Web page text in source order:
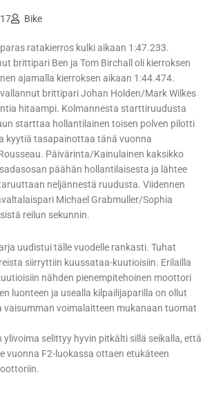
Bike
ratakierros kulki aikaan 1:47.233.
brittipari Ben ja Tom Birchall oli kierroksen
ajamalla kierroksen aikaan 1:44.474.
brittipari Johan Holden/Mark Wilkes
hitaampi. Kolmannesta starttiruudusta
starttaa hollantilainen toisen polven pilotti
kyytiä tasapainottaa tänä vuonna
Päivärinta/Kainulainen kaksikko
päähän hollantilaisesta ja lähtee
neljännestä ruudusta. Viidennen
Michael Grabmuller/Sophia
reilun sekunnin.
uudistui tälle vuodelle rankasti. Tuhat
siirryttiin kuussataa-kuutioisiin. Erilailla
nähden pienempitehoinen moottori
luonteen ja usealla kilpailijaparilla on ollut
vaisumman voimalaitteen mukanaan tuomat
ylivoima selittyy hyvin pitkälti sillä seikalla, että
vuonna F2-luokassa ottaen etukäteen